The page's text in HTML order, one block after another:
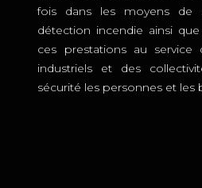
fois dans les moyens de
détection incendie ainsi
ces prestations au service
industriels et des
sécurité les personnes et les